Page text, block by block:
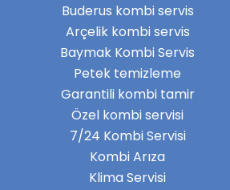
Buderus kombi servis
Arçelik kombi servis
Baymak Kombi Servis
Petek temizleme
Garantili kombi tamir
Özel kombi servisi
7/24 Kombi Servisi
Kombi Arıza
Klima Servisi